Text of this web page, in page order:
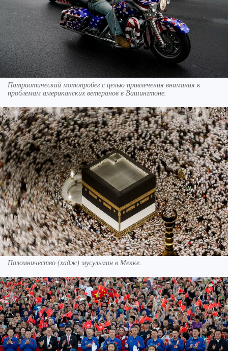
Патриотический мотопробег с целью привлечения внимания к
проблемам американских ветеранов в Вашингтоне.
Паломничество (хадж) мусульман в Мекке.